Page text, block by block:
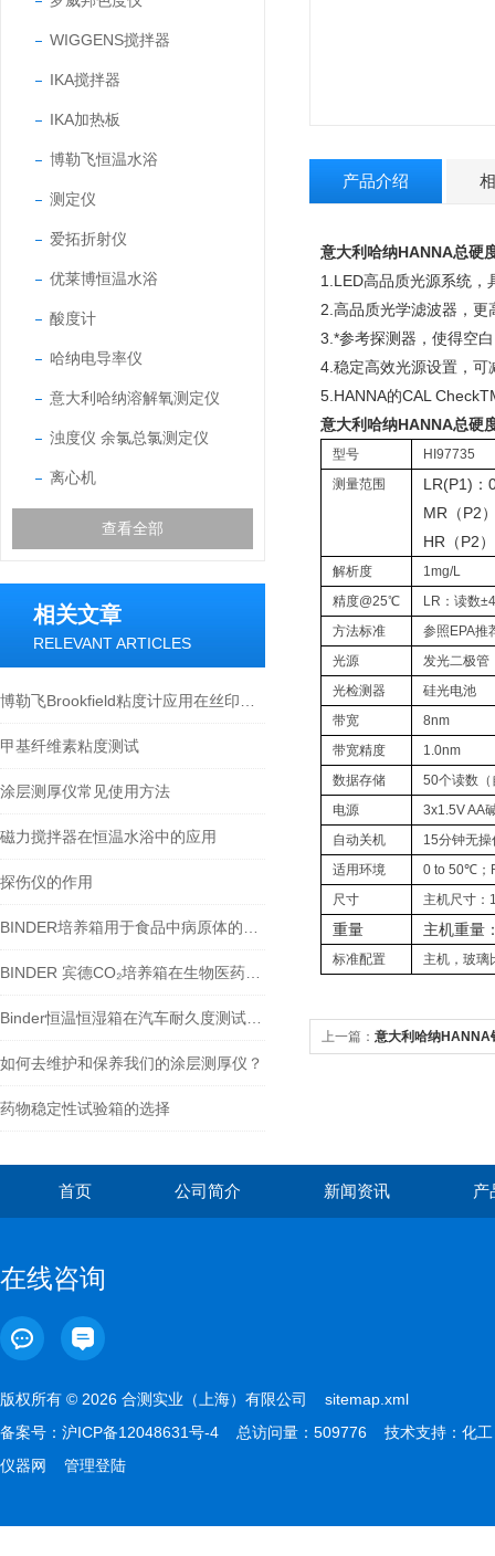
WIGGENS搅拌器
IKA搅拌器
IKA加热板
博勒飞恒温水浴
测定仪
爱拓折射仪
优莱博恒温水浴
酸度计
哈纳电导率仪
意大利哈纳溶解氧测定仪
浊度仪 余氯总氯测定仪
离心机
查看全部
相关文章
RELEVANT ARTICLES
甲基纤维素粘度测试
涂层测厚仪常见使用方法
磁力搅拌器在恒温水浴中的应用
探伤仪的作用
如何去维护和保养我们的涂层测厚仪？
药物稳定性试验箱的选择
产品介绍
意大利哈纳HANNA总硬
1.LED高品质光源系统，
2.高品质光学滤波器，
3.*参考探测器，使得空
4.稳定高效光源设置，可
5.HANNA的CAL
意大利哈纳HANNA总硬
型号
HI97735
测量范围
LR(P1)：
MR（P2
HR（P2
解析度
1mg/L
精度@25℃
LR：读数
方法标准
参照EPA推
光源
发光二极管
光检测器
硅光电池
带宽
8nm
带宽精度
1.0nm
数据存储
50个读数（
电源
3x1.5V AA
自动关机
15分钟无操
适用环境
0 to 50℃；
尺寸
主机尺寸：
重量 主机重量
标准配置 主机，玻璃
上一篇： 意大利哈纳HANNA
首页 公司简介 新闻资讯 产
在线咨询
版权所有 © 2026 合测实业（上海）有限公司 sitemap.xml
备案号： 沪ICP备12048631号-4 总访问量：509776 技术支持： 化工
仪器网
管理登陆